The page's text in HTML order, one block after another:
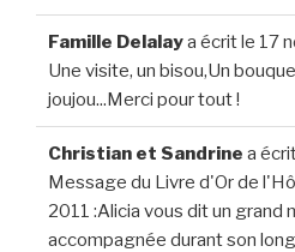
Famille Delalaya écrit le 17
Une visite, un bisou,Un
joujou...Merci pour tout !
Christian et Sandrine a
Message du Livre d'Or de
2011 :Alicia vous dit un grand
accompagnée durant son